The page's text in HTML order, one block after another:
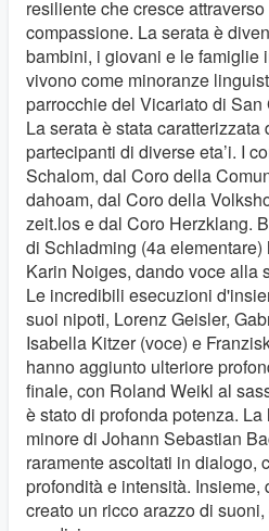
resiliente che cresce
compassione. La serata è
bambini, i giovani e le famiglie
vivono come minoranze
parrocchie del Vicariato di San
La serata è stata
partecipanti di diverse eta’i. I
Schalom, dal Coro della
dahoam, dal Coro della
zeit.los e dal Coro Herzklang.
di Schladming (4a
Karin Noiges, dando voce alla
Le incredibili esecuzioni
suoi nipoti, Lorenz Geisler,
Isabella Kitzer (voce) e
hanno aggiunto ulteriore
finale, con Roland Weikl al
è stato di profonda potenza.
minore di Johann Sebastian
raramente ascoltati in dialogo,
profondità e intensità.
creato un ricco arazzo di